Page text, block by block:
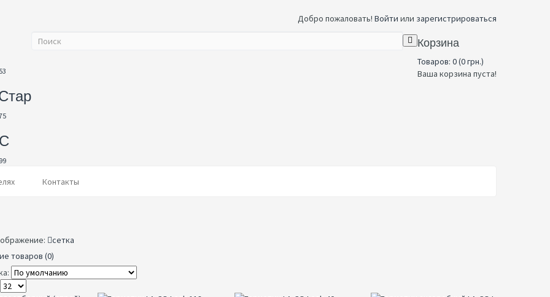
Добро пожаловать! Войти или зарегистрироваться
Корзина
Товаров: 0 (0 грн.)
Ваша корзина пуста!
Контакты
сетка
товаров (0)